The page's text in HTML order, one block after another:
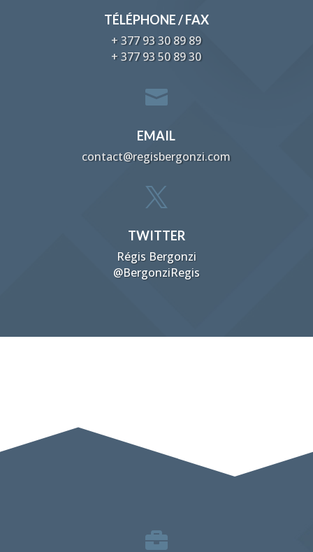
TÉLÉPHONE / FAX
+ 377 93 30 89 89
+ 377 93 50 89 30

EMAIL
contact@regisbergonzi.com

TWITTER
Régis Bergonzi
@BergonziRegis
